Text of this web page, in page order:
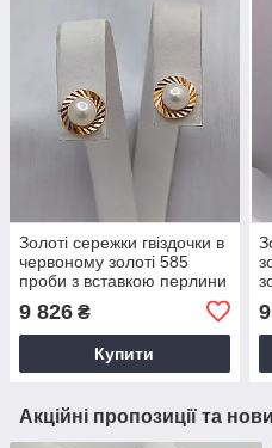
Золоті сережки гвіздочки в
червоному золоті 585
проби з вставкою перлини
9 826 ₴
Купити
Акційні пропозиції та